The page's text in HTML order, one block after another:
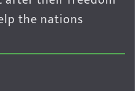
the nations